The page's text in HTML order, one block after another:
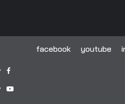
facebook youtube
facebook
youtube